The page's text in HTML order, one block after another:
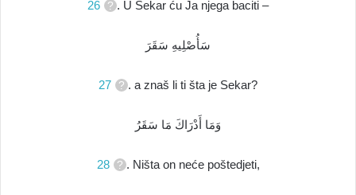
26 . U Sekar ću Ja njega baciti –
سَأُصْلِيهِ سَقَرَ
27 . a znaš li ti šta je Sekar?
وَمَا أَدْرَاكَ مَا سَقَرُ
28 . Ništa on neće poštedjeti,